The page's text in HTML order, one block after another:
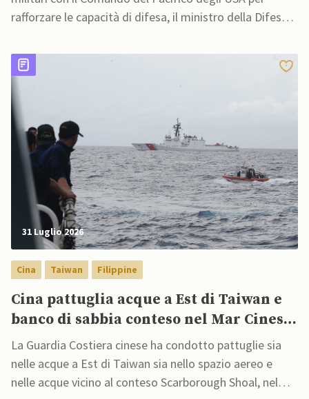
rafforzare le capacità di difesa, il ministro della Difesa
Washington potrebbe essere più stretta di quanto
molti immaginino
31 Luglio 2026
Cina Taiwan Filippine
Cina pattuglia acque a Est di Taiwan e
banco di sabbia conteso nel Mar Cinese
Meridionale
La Guardia Costiera cinese ha condotto pattuglie sia
nelle acque a Est di Taiwan sia nello spazio aereo e
nelle acque vicino al conteso Scarborough Shoal, nel